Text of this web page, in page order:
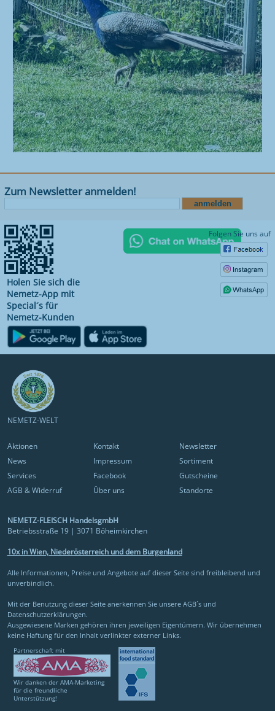
Zum Newsletter anmelden!
Holen Sie sich die
Nemetz-App mit
Special´s für
Nemetz-Kunden
Folgen Sie uns auf
NEMETZ-WELT
Aktionen Kontakt
Newsletter
News
Impressum
Sortiment
Services
Facebook
Gutscheine
AGB & Widerruf
Über uns Standorte
NEMETZ-FLEISCH HandelsgmbH
Betriebsstraße 19 | 3071 Böheimkirchen
10x in Wien, Niederösterreich und dem Burgenland
Alle Informationen, Preise und Angebote auf dieser Seite sind freibleibend und
unverbindlich.
Mit der Benutzung dieser Seite anerkennen Sie unsere AGB´s und
Datenschutzerklärungen.
Ausgewiesene Marken gehören ihren jeweiligen Eigentümern. Wir übernehmen
keine Haftung für den Inhalt verlinkter externer Links.
Partnerschaft mit
Wir danken der AMA-Marketing
für die freundliche
Unterstützung!